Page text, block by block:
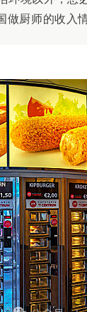
厨师的收入情